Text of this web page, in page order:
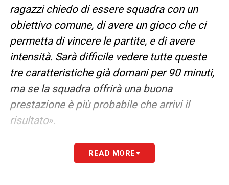
ragazzi chiedo di essere squadra con un
obiettivo comune, di avere un gioco che ci
permetta di vincere le partite, e di avere
intensità. Sarà difficile vedere tutte queste
tre caratteristiche già domani per 90 minuti,
ma se la squadra offrirà una buona
prestazione è più probabile che arrivi il
risultato».
PIROLA CAPITANO– «Ha già fatto parte del
precedente biennio ed è un giocatore
READ MORE